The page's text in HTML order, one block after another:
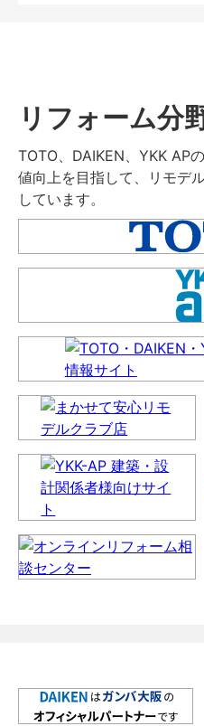
リフォーム分
TOTO、DAIKEN、YKK AP
値向上を目指して、リモデ
しています。